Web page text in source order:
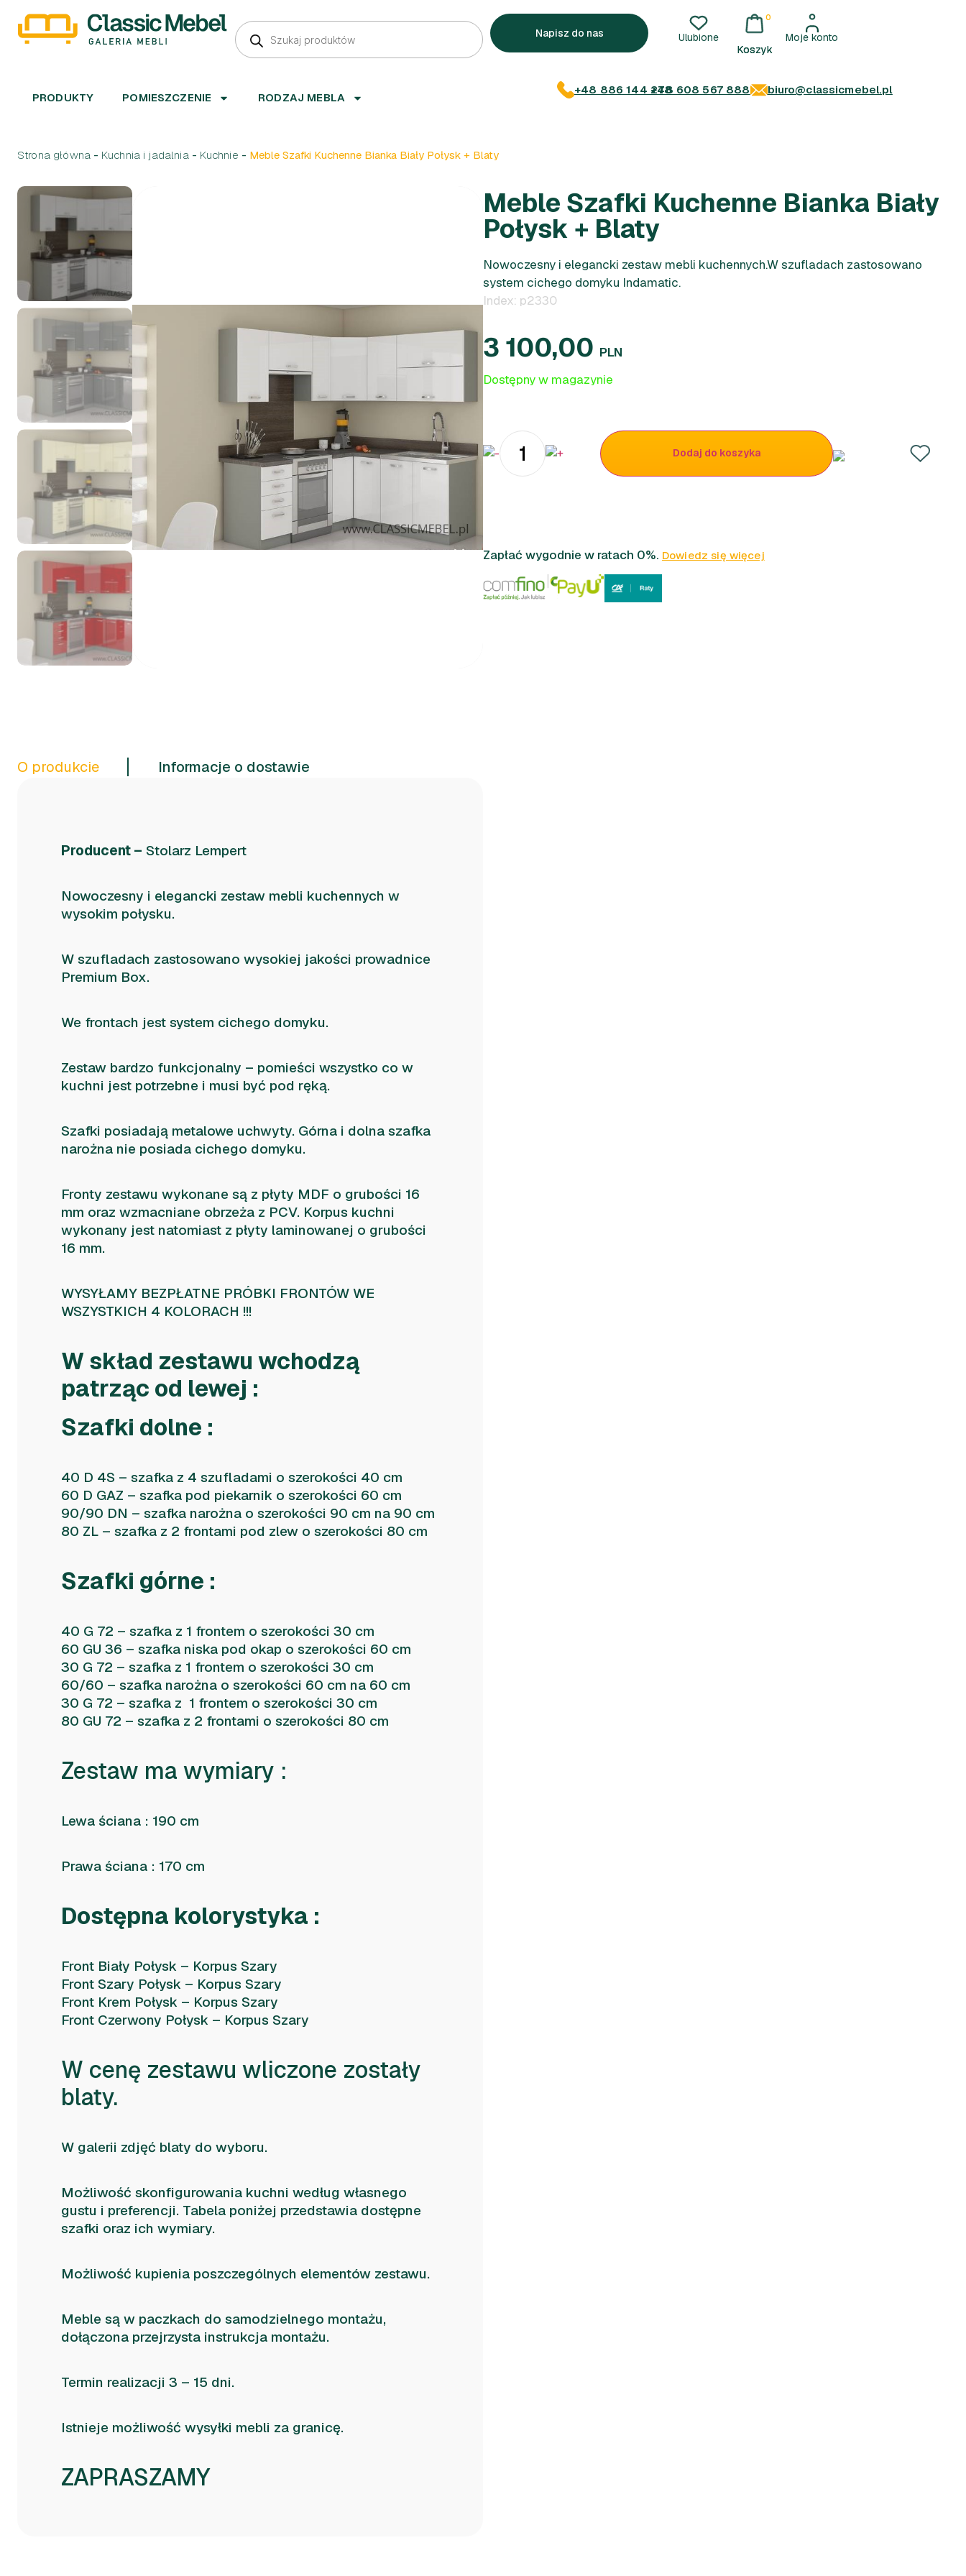
Napisz do nas Ulubione
0
Moje konto
PRODUKTY POMIESZCZENIE RODZAJ MEBLA
+48 886 144 278+48 608 567 888 biuro@classicmebel.pl
Strona główna - Kuchnia i jadalnia - Kuchnie - Meble Szafki Kuchenne Bianka Biały Połysk + Blaty
O produkcie Informacje o dostawie
Producent – Stolarz Lempert
Nowoczesny i elegancki zestaw mebli kuchennych w
wysokim połysku.
W szufladach zastosowano wysokiej jakości prowadnice
Premium Box.
We frontach jest system cichego domyku.
Zestaw bardzo funkcjonalny – pomieści wszystko co w
kuchni jest potrzebne i musi być pod ręką.
Szafki posiadają metalowe uchwyty. Górna i dolna szafka
narożna nie posiada cichego domyku.
Fronty zestawu wykonane są z płyty MDF o grubości 16
mm oraz wzmacniane obrzeża z PCV. Korpus kuchni
wykonany jest natomiast z płyty laminowanej o grubości
16 mm.
WYSYŁAMY BEZPŁATNE PRÓBKI FRONTÓW WE
WSZYSTKICH 4 KOLORACH !!!
W skład zestawu wchodzą
patrząc od lewej :
Szafki dolne :
40 D 4S – szafka z 4 szufladami o szerokości 40 cm
60 D GAZ – szafka pod piekarnik o szerokości 60 cm
90/90 DN – szafka narożna o szerokości 90 cm na 90 cm
80 ZL – szafka z 2 frontami pod zlew o szerokości 80 cm
Szafki górne :
40 G 72 – szafka z 1 frontem o szerokości 30 cm
60 GU 36 – szafka niska pod okap o szerokości 60 cm
30 G 72 – szafka z 1 frontem o szerokości 30 cm
60/60 – szafka narożna o szerokości 60 cm na 60 cm
30 G 72 – szafka z 1 frontem o szerokości 30 cm
80 GU 72 – szafka z 2 frontami o szerokości 80 cm
Zestaw ma wymiary :
Lewa ściana : 190 cm
Prawa ściana : 170 cm
Dostępna kolorystyka :
Front Biały Połysk – Korpus Szary
Front Szary Połysk – Korpus Szary
Front Krem Połysk – Korpus Szary
Front Czerwony Połysk – Korpus Szary
W cenę zestawu wliczone zostały
blaty.
W galerii zdjęć blaty do wyboru.
Możliwość skonfigurowania kuchni według własnego
gustu i preferencji. Tabela poniżej przedstawia dostępne
szafki oraz ich wymiary.
Możliwość kupienia poszczególnych elementów zestawu.
Meble są w paczkach do samodzielnego montażu,
dołączona przejrzysta instrukcja montażu.
Termin realizacji 3 – 15 dni.
Istnieje możliwość wysyłki mebli za granicę.
ZAPRASZAMY
Meble Szafki Kuchenne Bianka Biały
Połysk + Blaty
Nowoczesny i elegancki zestaw mebli kuchennych.W szufladach zastosowano
system cichego domyku Indamatic.
Index: p2330
3 100,00 PLN
Dostępny w magazynie
Dodaj do koszyka
Zapłać wygodnie w ratach 0%. Dowiedz się więcej